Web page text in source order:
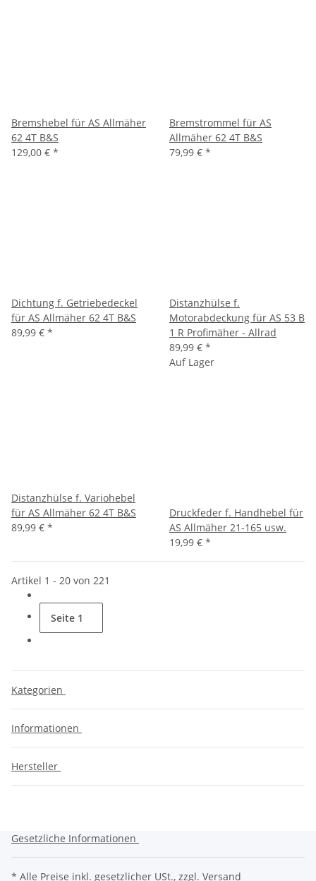
Bremshebel für AS Allmäher
62 4T B&S
129,00 € *
Bremstrommel für AS
Allmäher 62 4T B&S
79,99 € *
Dichtung f. Getriebedeckel
für AS Allmäher 62 4T B&S
89,99 € *
Distanzhülse f.
Motorabdeckung für AS 53 B
1 R Profimäher - Allrad
89,99 € *
Distanzhülse f. Variohebel
für AS Allmäher 62 4T B&S
89,99 € *
Auf Lager
Druckfeder f. Handhebel für
AS Allmäher 21-165 usw.
19,99 € *
Artikel 1 - 20 von 221
Seite 1
Kategorien
Informationen
Hersteller
Gesetzliche Informationen
* Alle Preise inkl. gesetzlicher USt., zzgl. Versand